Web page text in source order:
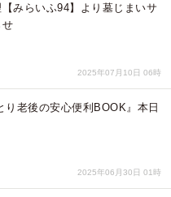
みらいふ94】より墓じまいサ
せ
2025年07月10日 06時
り老後の安心便利BOOK』本日
2025年06月30日 01時